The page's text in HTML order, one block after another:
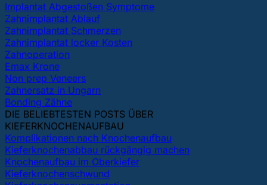
Implantat Abgestoßen Symptome
Zahnimplantat Ablauf
Zahnimplantat Schmerzen
Zahnimplantat locker Kosten
Zahnoperation
Emax Krone
Non prep Veneers
Zahnersatz in Ungarn
Bonding Zähne
DIE BELIEBTESTEN POSTS ÜBER
KIEFERKNOCHENAUFBAU
Komplikationen nach Knochenaufbau
Kieferknochenabbau rückgängig machen
Knochenaufbau im Oberkiefer
Kieferknochenschwund